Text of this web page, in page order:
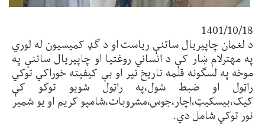
1401/10/18
د لغمان چاپیریال ساتنې ریاست او د ګډ کمیسیون له لوري
په مهترلام ښار کې د انساني روغتیا او چاپیریال ساتنې په
موخه په لسګونه قلمه تاریخ تیر او بې کیفیته خوراکي توکي
راټول او ضبط شول،په راټول شویو توکو کې
کیک،بیسکیټ،اچار،جوس،مشروبات،شامپو کریم او یو شمیر
نور توکي شامل دي.